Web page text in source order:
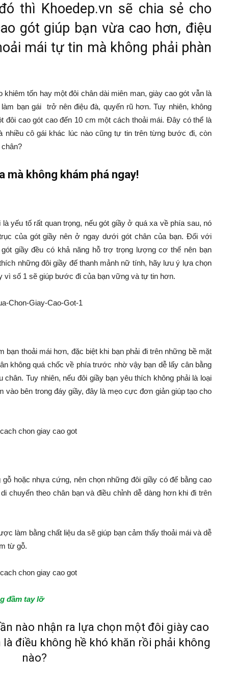
thì Khoedep.vn sẽ chia sẻ cho
gót giúp bạn vừa cao hơn, điệu
mái tự tin mà không phải phàn
tốn hay một đôi chân dài miên man, giày cao gót vẫn là
bạn gái trở nên điệu đà, quyến rũ hơn. Tuy nhiên, không
đôi cao gót cao đến 10 cm một cách thoải mái. Đây có thể là
nhiều cô gái khác lúc nào cũng tự tin trên từng bước đi, còn
mà không khám phá ngay!
yếu tố rất quan trọng, nếu gót giầy ở quá xa về phía sau, nó
của gót giầy nên ở ngay dưới gót chân của bạn. Đối với
giầy đều có khả năng hỗ trợ trọng lượng cơ thể nên bạn
những đôi giầy đế thanh mảnh nữ tính, hãy lưu ý lựa chọn
vì số 1 sẽ giúp bước đi của bạn vững và tự tin hơn.
thoải mái hơn, đặc biệt khi bạn phải đi trên những bề mặt
không quá chốc về phía trước nhờ vậy bạn dễ lấy cân bằng
Tuy nhiên, nếu đôi giầy bạn yêu thích không phải là loại
bên trong đáy giầy, đây là mẹo cực đơn giản giúp tạo cho
hoặc nhựa cứng, nên chọn những đôi giầy có đế bằng cao
chuyển theo chân bạn và điều chỉnh dễ dàng hơn khi đi trên
làm bằng chất liệu da sẽ giúp bạn cảm thấy thoải mái và dễ
từ gỗ.
đầm tay lỡ
nào nhận ra lựa chọn một đôi giày cao
điều không hề khó khăn rồi phải không
nào?